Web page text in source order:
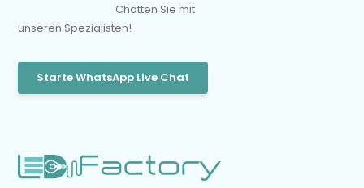
Chatten Sie mit
unseren Spezialisten!
Starte WhatsApp Live Chat